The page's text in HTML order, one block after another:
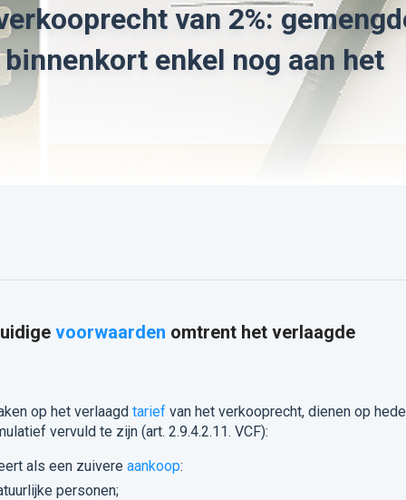
van 2%:
enkel nog aan het
voorwaarden omtrent het verlaagde
op het verlaagd tariefvan het verkooprecht, dienen op
vervuld te zijn (art. 2.9.4.2.11. VCF):
als een zuivere aankoop:
personen;